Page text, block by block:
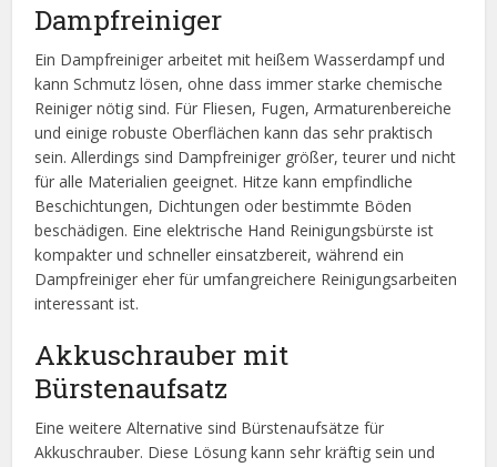
Dampfreiniger
Ein Dampfreiniger arbeitet mit heißem Wasserdampf und
kann Schmutz lösen, ohne dass immer starke chemische
Reiniger nötig sind. Für Fliesen, Fugen, Armaturenbereiche
und einige robuste Oberflächen kann das sehr praktisch
sein. Allerdings sind Dampfreiniger größer, teurer und nicht
für alle Materialien geeignet. Hitze kann empfindliche
Beschichtungen, Dichtungen oder bestimmte Böden
beschädigen. Eine elektrische Hand Reinigungsbürste ist
kompakter und schneller einsatzbereit, während ein
Dampfreiniger eher für umfangreichere Reinigungsarbeiten
interessant ist.
Akkuschrauber mit
Bürstenaufsatz
Eine weitere Alternative sind Bürstenaufsätze für
Akkuschrauber. Diese Lösung kann sehr kräftig sein und